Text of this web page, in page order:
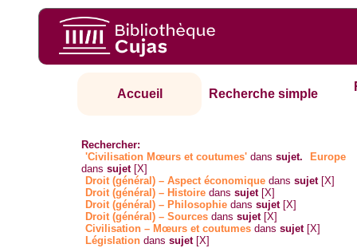
Accueil Recherche simple
Rechercher:
'Civilisation Mœurs et coutumes' danssujet.
Europe
danssujet [X]
Droit (général) – Aspect économique danssujet [X]
Droit (général) – Histoire danssujet [X]
Droit (général) – Philosophie danssujet [X]
Droit (général) – Sources danssujet [X]
Civilisation – Mœurs et coutumes danssujet [X]
Législation danssujet [X]